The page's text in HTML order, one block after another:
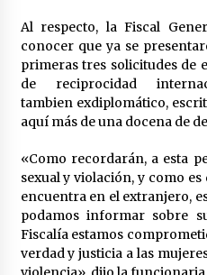
Detienen a
del periodista
3 semanas
CNTE anuncia paso gratuito en
y acciones en 20 estados
Laura Itzel
las Mujeres,
2 meses
Sheinbaum
Segob: «ya
Al respecto, la Fiscal
conocer que ya se
primeras tres solicitudes de
de reciprocidad
tambien exdiplomático,
aquí más de una docena de
«Como recordarán, a esta
sexual y violación, y como
encuentra en el extranjero,
podamos informar sobre
Fiscalía estamos
verdad y justicia a las